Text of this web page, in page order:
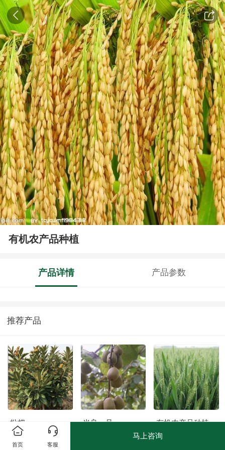
有机农产品种植
产品详情 产品参数
推荐产品
枇杷 米良一号 有机农产品种植
首页 客服
马上咨询